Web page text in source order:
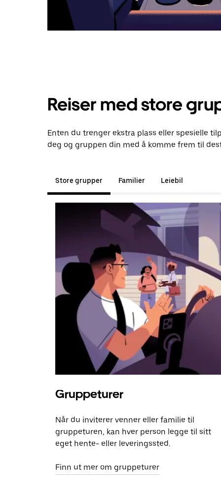
Reiser med store
Enten du trenger ekstra plass eller spesielle
deg og gruppen din med å komme frem til
Store grupper Familier Leiebil
Gruppeturer
Når du inviterer venner eller familie til
gruppeturen, kan hver person legge til sitt
eget hente- eller leveringssted.
Finn ut mer om gruppeturer